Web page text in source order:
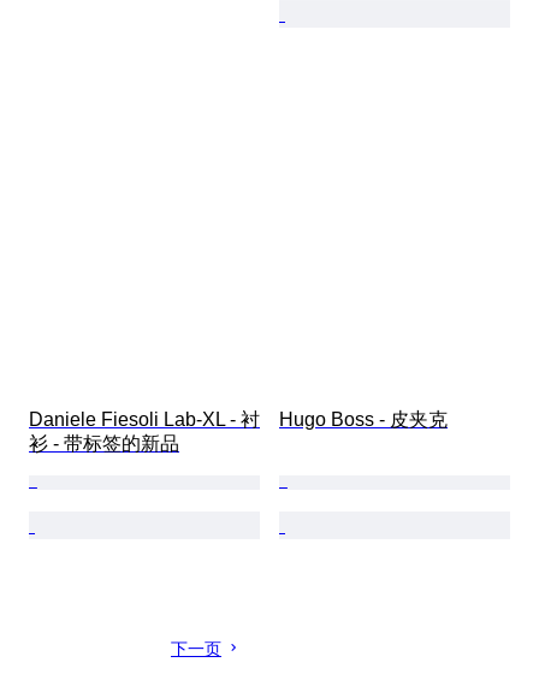
Daniele Fiesoli Lab-XL - 衬
衫 - 带标签的新品
Hugo Boss - 皮夹克
下一页